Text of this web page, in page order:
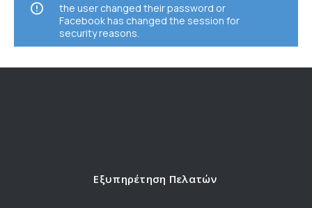
the user changed their password or
Facebook has changed the session for
security reasons.
Εξυπηρέτηση Πελατών